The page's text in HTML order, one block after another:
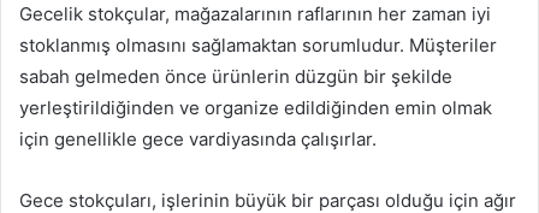
Gecelik stokçular, mağazalarının raflarının her zaman iyi
stoklanmış olmasını sağlamaktan sorumludur. Müşteriler
sabah gelmeden önce ürünlerin düzgün bir şekilde
yerleştirildiğinden ve organize edildiğinden emin olmak
için genellikle gece vardiyasında çalışırlar.
Gece stokçuları, işlerinin büyük bir parçası olduğu için ağır